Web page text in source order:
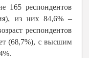
165 респондентов
из них 84,6% –
респондентов
(68,7%), с высшим